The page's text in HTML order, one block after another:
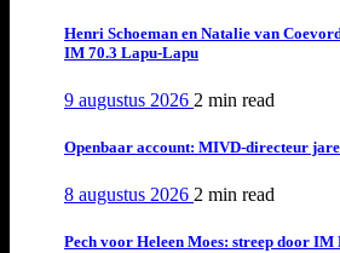
Henri Schoeman en Natalie van
IM 70.3 Lapu-Lapu
9 augustus 2026 2 min read
Openbaar account: MIVD-directeur
8 augustus 2026 2 min read
Pech voor Heleen Moes: streep door